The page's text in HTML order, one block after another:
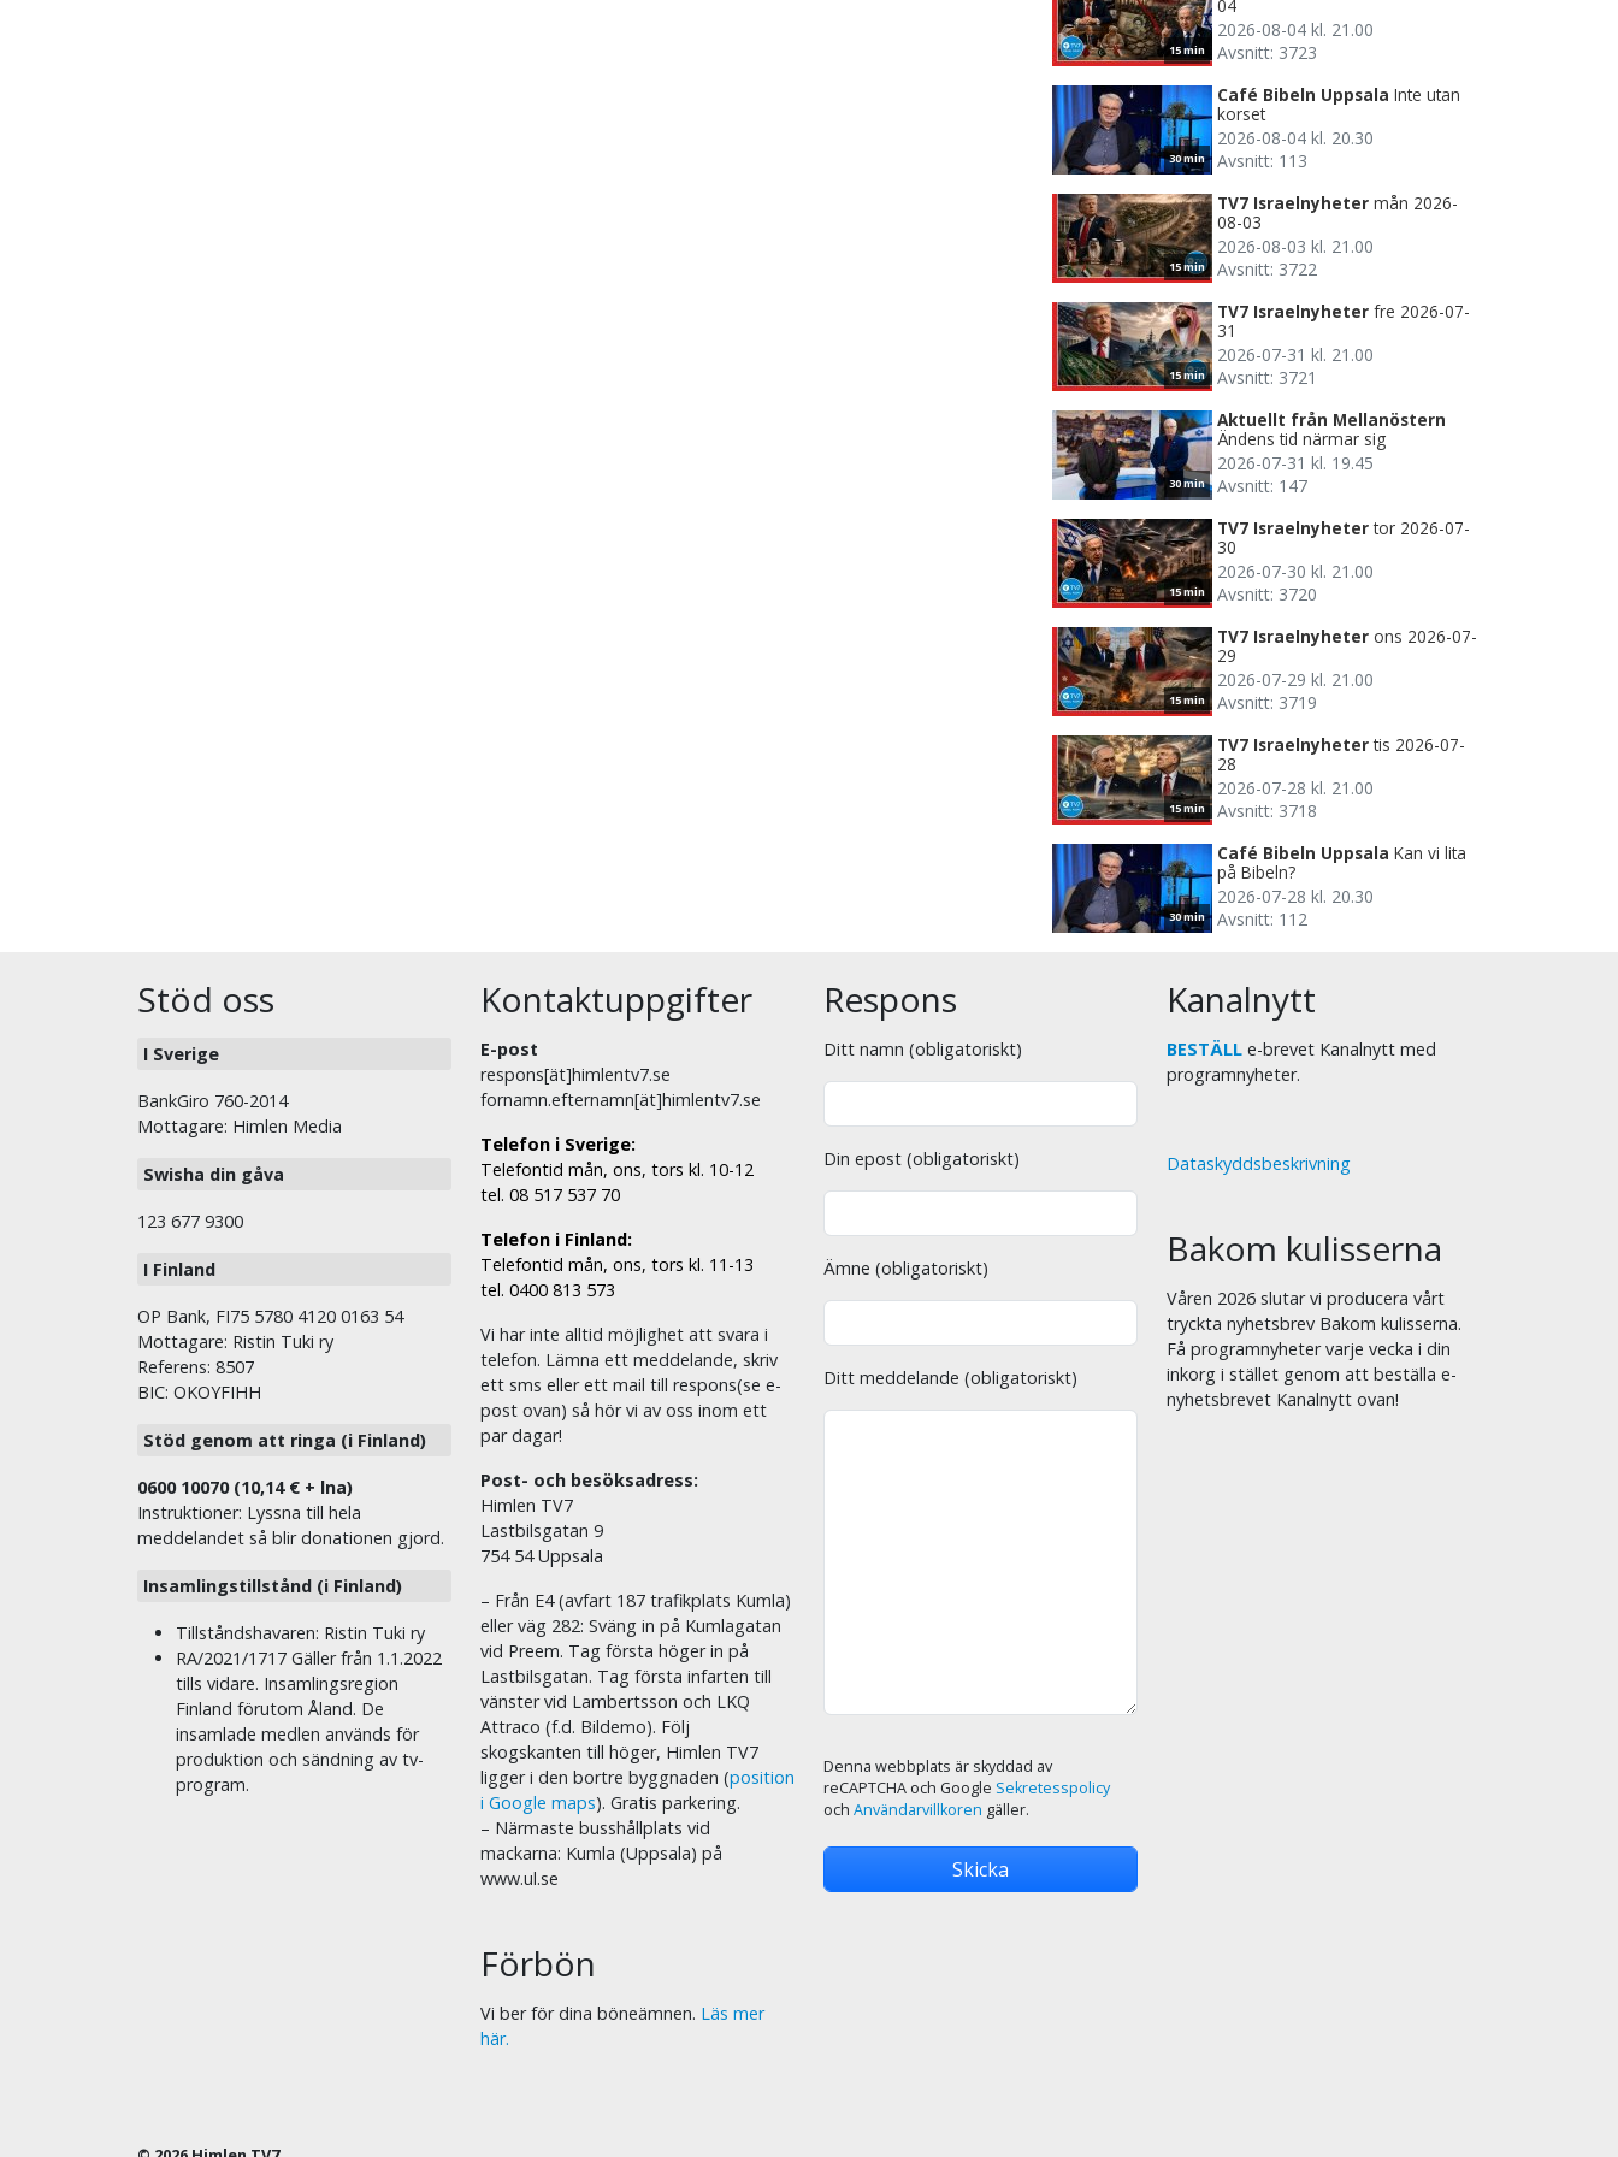
15 min
04
2026-08-04 kl. 21.00
Avsnitt: 3723
30 min
Café Bibeln Uppsala Inte utan
korset
2026-08-04 kl. 20.30
Avsnitt: 113
15 min
TV7 Israelnyheter mån 2026-
08-03
2026-08-03 kl. 21.00
Avsnitt: 3722
15 min
TV7 Israelnyheter fre 2026-07-
31
2026-07-31 kl. 21.00
Avsnitt: 3721
30 min
Aktuellt från Mellanöstern
Ändens tid närmar sig
2026-07-31 kl. 19.45
Avsnitt: 147
15 min
TV7 Israelnyheter tor 2026-07-
30
2026-07-30 kl. 21.00
Avsnitt: 3720
15 min
TV7 Israelnyheter ons 2026-07-
29
2026-07-29 kl. 21.00
Avsnitt: 3719
15 min
TV7 Israelnyheter tis 2026-07-
28
2026-07-28 kl. 21.00
Avsnitt: 3718
30 min
Café Bibeln Uppsala Kan vi lita
på Bibeln?
2026-07-28 kl. 20.30
Avsnitt: 112
Stöd oss
I Sverige
BankGiro 760-2014
Mottagare: Himlen Media
Swisha din gåva
123 677 9300
I Finland
OP Bank, FI75 5780 4120 0163 54
Mottagare: Ristin Tuki ry
Referens: 8507
BIC: OKOYFIHH
Stöd genom att ringa (i Finland)
0600 10070 (10,14 € + lna)
Instruktioner: Lyssna till hela
meddelandet så blir donationen gjord.
Insamlingstillstånd (i Finland)
Tillståndshavaren: Ristin Tuki ry
RA/2021/1717 Gäller från 1.1.2022
tills vidare. Insamlingsregion
Finland förutom Åland. De
insamlade medlen används för
produktion och sändning av tv-
program.
Kontaktuppgifter
E-post
respons[ät]himlentv7.se
fornamn.efternamn[ät]himlentv7.se
Telefon i Sverige:
Telefontid mån, ons, tors kl. 10-12
tel. 08 517 537 70
Telefon i Finland:
Telefontid mån, ons, tors kl. 11-13
tel. 0400 813 573
Vi har inte alltid möjlighet att svara i
telefon. Lämna ett meddelande, skriv
ett sms eller ett mail till respons(se e-
post ovan) så hör vi av oss inom ett
par dagar!
Post- och besöksadress:
Himlen TV7
Lastbilsgatan 9
754 54 Uppsala
– Från E4 (avfart 187 trafikplats Kumla)
eller väg 282: Sväng in på Kumlagatan
vid Preem. Tag första höger in på
Lastbilsgatan. Tag första infarten till
vänster vid Lambertsson och LKQ
Attraco (f.d. Bildemo). Följ
skogskanten till höger, Himlen TV7
ligger i den bortre byggnaden (position
i Google maps). Gratis parkering.
– Närmaste busshållplats vid
mackarna: Kumla (Uppsala) på
www.ul.se
Förbön
Vi ber för dina böneämnen. Läs mer
här.
Respons
Ditt namn (obligatoriskt)
Din epost (obligatoriskt)
Ämne (obligatoriskt)
Ditt meddelande (obligatoriskt)
Denna webbplats är skyddad av
reCAPTCHA och Google Sekretesspolicy
och Användarvillkoren gäller.
Kanalnytt
BESTÄLL e-brevet Kanalnytt med
programnyheter.
Dataskyddsbeskrivning
Bakom kulisserna
Våren 2026 slutar vi producera vårt
tryckta nyhetsbrev Bakom kulisserna.
Få programnyheter varje vecka i din
inkorg i stället genom att beställa e-
nyhetsbrevet Kanalnytt ovan!